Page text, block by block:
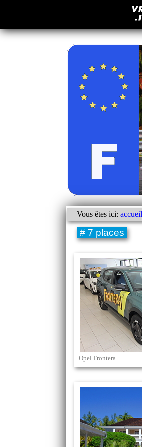
Vous êtes ici: accueil
# 7 places
Opel Frontera